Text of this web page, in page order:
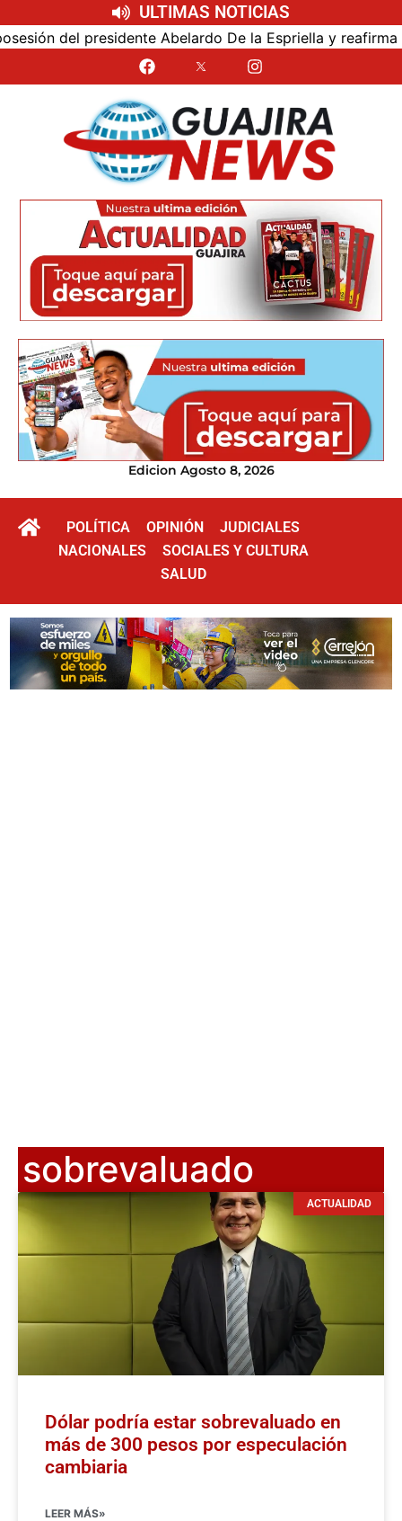
ULTIMAS NOTICIAS
del presidente Abelardo De la Espriella y reafirma su
Edicion Agosto 8, 2026
POLÍTICA OPINIÓN
JUDICIALES
NACIONALES
SOCIALES Y CULTURA
SALUD
sobrevaluado
ACTUALIDAD
Dólar podría estar sobrevaluado en
más de 300 pesos por especulación
cambiaria
LEER MÁS»